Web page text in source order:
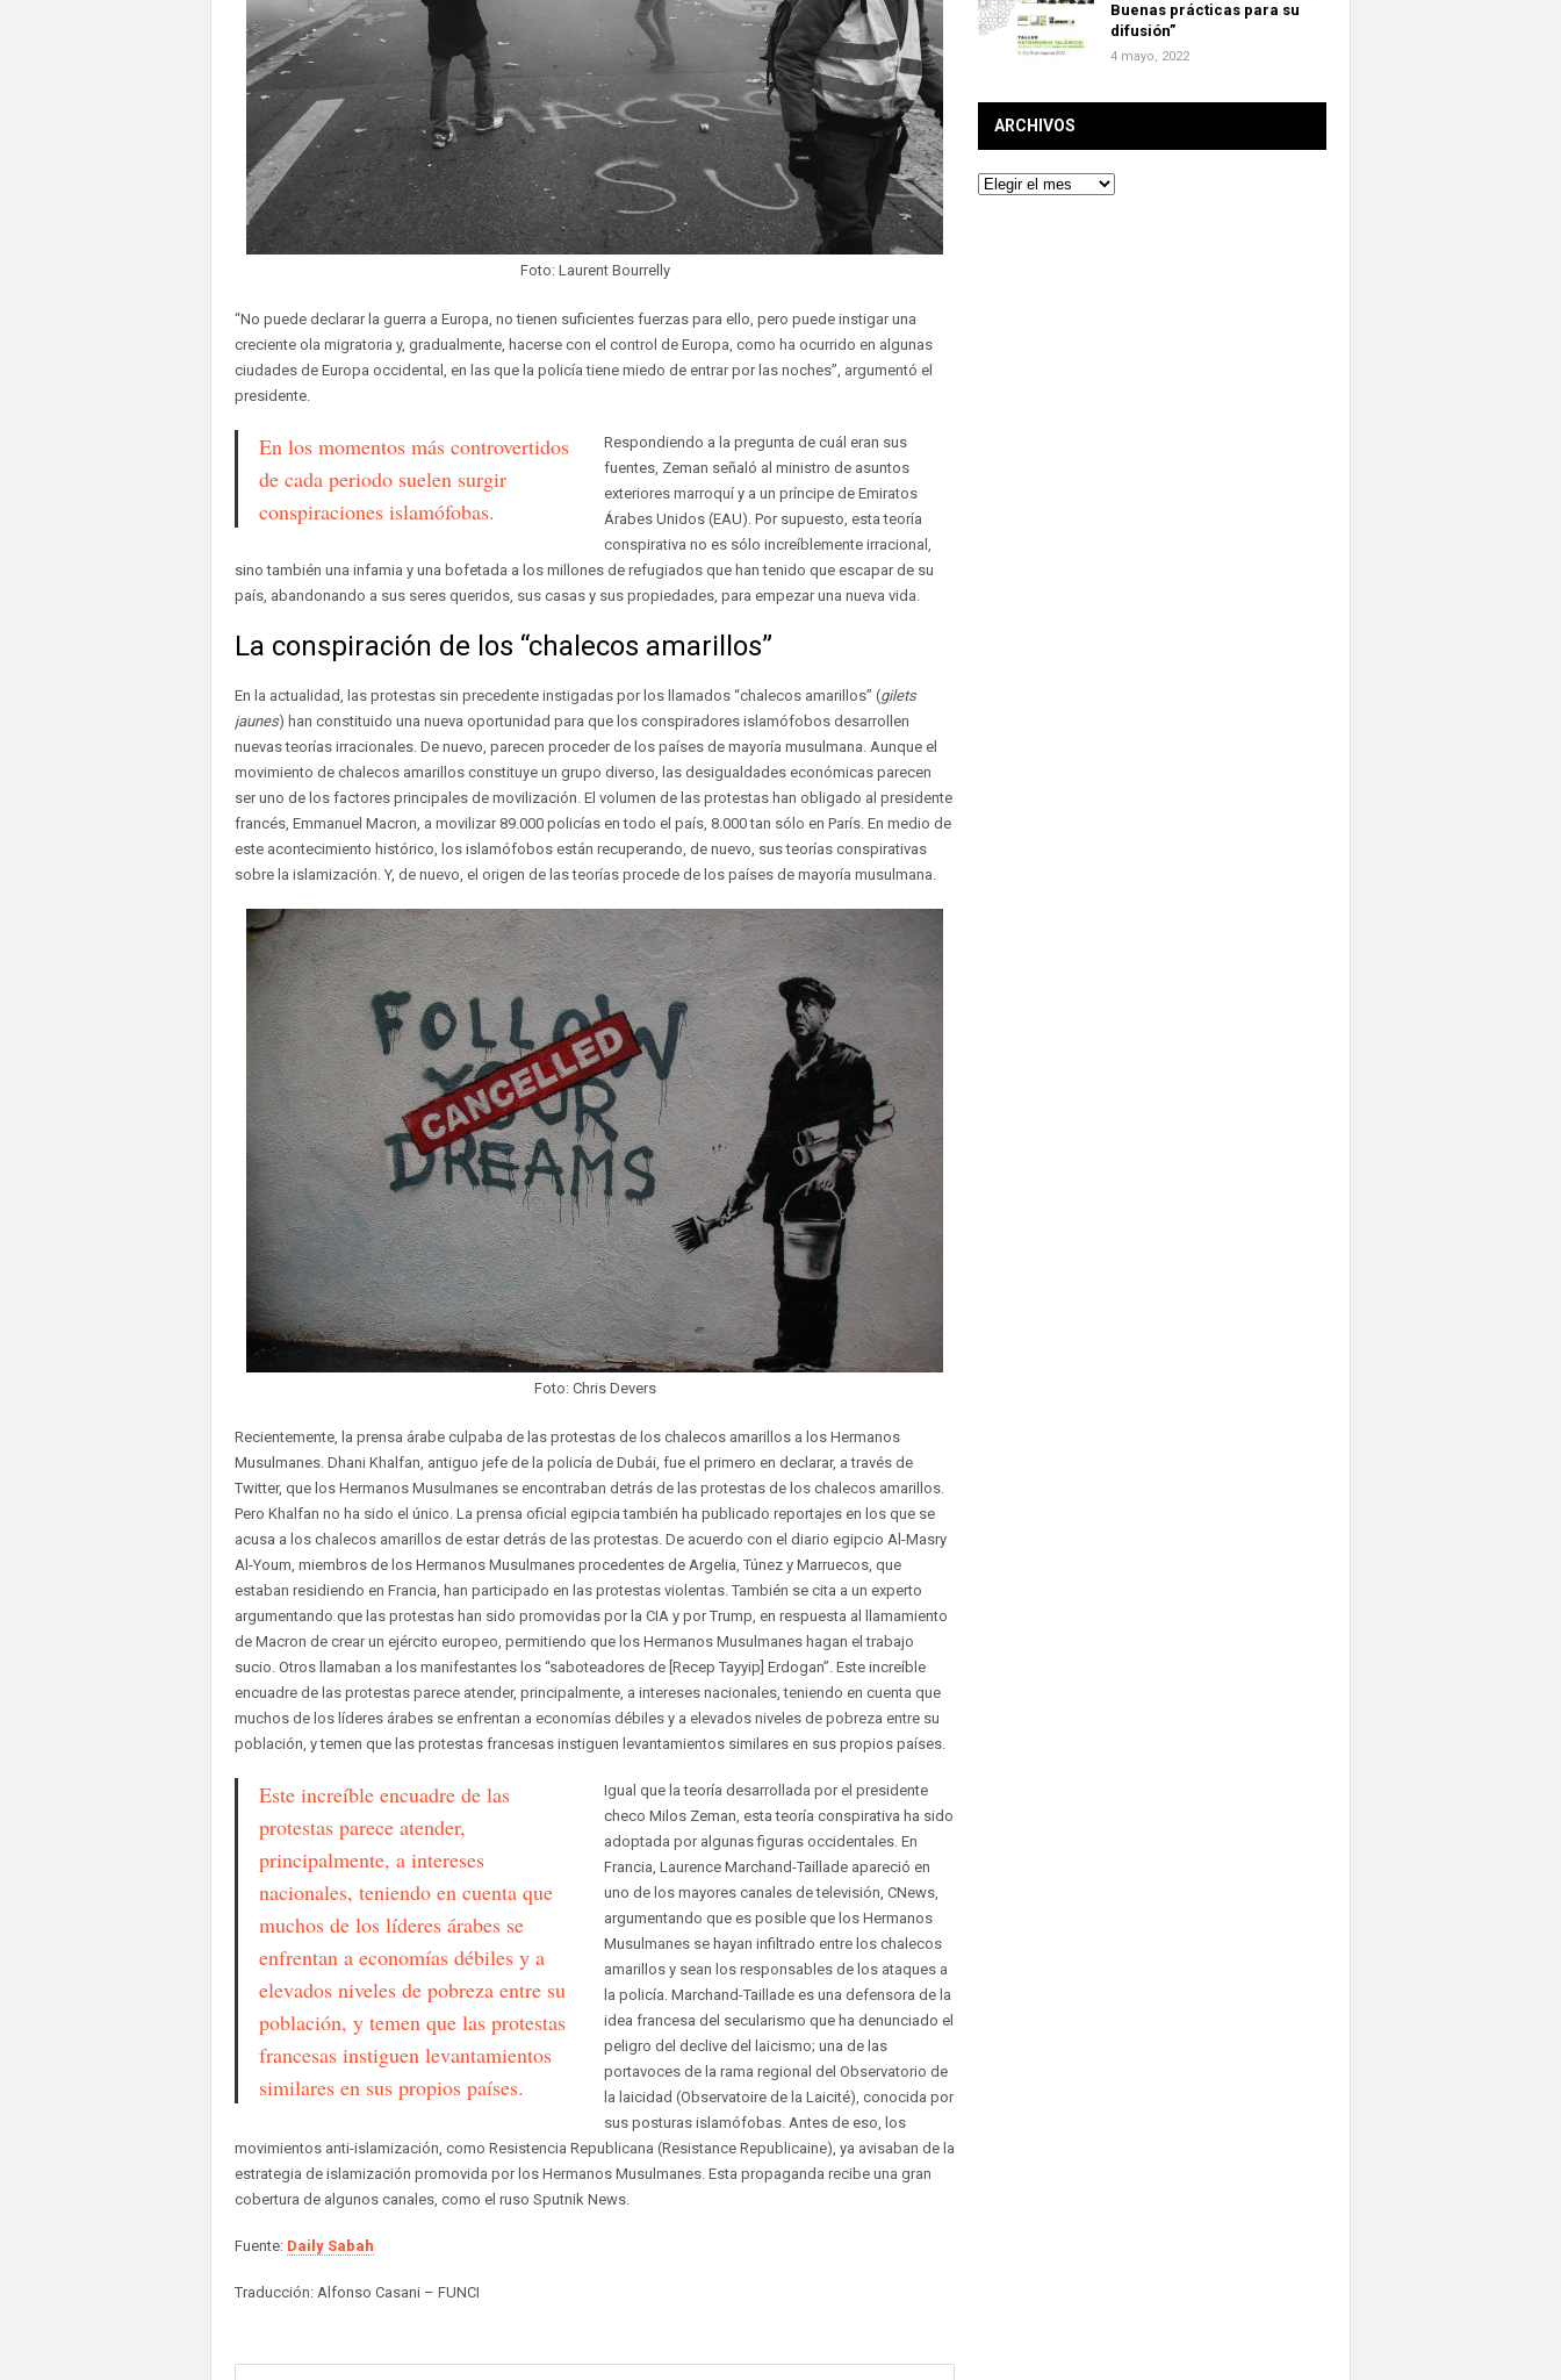
Foto: Laurent Bourrelly
“No puede declarar la guerra a Europa, no tienen suficientes fuerzas para ello, pero puede instigar una
creciente ola migratoria y, gradualmente, hacerse con el control de Europa, como ha ocurrido en algunas
ciudades de Europa occidental, en las que la policía tiene miedo de entrar por las noches”, argumentó el
presidente.
En los momentos más controvertidos
de cada periodo suelen surgir
conspiraciones islamófobas.
Respondiendo a la pregunta de cuál eran sus
fuentes, Zeman señaló al ministro de asuntos
exteriores marroquí y a un príncipe de Emiratos
Árabes Unidos (EAU). Por supuesto, esta teoría
conspirativa no es sólo increíblemente irracional,
sino también una infamia y una bofetada a los millones de refugiados que han tenido que escapar de su
país, abandonando a sus seres queridos, sus casas y sus propiedades, para empezar una nueva vida.
La conspiración de los “chalecos amarillos”
En la actualidad, las protestas sin precedente instigadas por los llamados “chalecos amarillos” (gilets
jaunes) han constituido una nueva oportunidad para que los conspiradores islamófobos desarrollen
nuevas teorías irracionales. De nuevo, parecen proceder de los países de mayoría musulmana. Aunque el
movimiento de chalecos amarillos constituye un grupo diverso, las desigualdades económicas parecen
ser uno de los factores principales de movilización. El volumen de las protestas han obligado al presidente
francés, Emmanuel Macron, a movilizar 89.000 policías en todo el país, 8.000 tan sólo en París. En medio de
este acontecimiento histórico, los islamófobos están recuperando, de nuevo, sus teorías conspirativas
sobre la islamización. Y, de nuevo, el origen de las teorías procede de los países de mayoría musulmana.
Foto: Chris Devers
Recientemente, la prensa árabe culpaba de las protestas de los chalecos amarillos a los Hermanos
Musulmanes. Dhani Khalfan, antiguo jefe de la policía de Dubái, fue el primero en declarar, a través de
Twitter, que los Hermanos Musulmanes se encontraban detrás de las protestas de los chalecos amarillos.
Pero Khalfan no ha sido el único. La prensa oficial egipcia también ha publicado reportajes en los que se
acusa a los chalecos amarillos de estar detrás de las protestas. De acuerdo con el diario egipcio Al-Masry
Al-Youm, miembros de los Hermanos Musulmanes procedentes de Argelia, Túnez y Marruecos, que
estaban residiendo en Francia, han participado en las protestas violentas. También se cita a un experto
argumentando que las protestas han sido promovidas por la CIA y por Trump, en respuesta al llamamiento
de Macron de crear un ejército europeo, permitiendo que los Hermanos Musulmanes hagan el trabajo
sucio. Otros llamaban a los manifestantes los “saboteadores de [Recep Tayyip] Erdogan”. Este increíble
encuadre de las protestas parece atender, principalmente, a intereses nacionales, teniendo en cuenta que
muchos de los líderes árabes se enfrentan a economías débiles y a elevados niveles de pobreza entre su
población, y temen que las protestas francesas instiguen levantamientos similares en sus propios países.
Este increíble encuadre de las
protestas parece atender,
principalmente, a intereses
nacionales, teniendo en cuenta que
muchos de los líderes árabes se
enfrentan a economías débiles y a
elevados niveles de pobreza entre su
población, y temen que las protestas
francesas instiguen levantamientos
similares en sus propios países.
Igual que la teoría desarrollada por el presidente
checo Milos Zeman, esta teoría conspirativa ha sido
adoptada por algunas figuras occidentales. En
Francia, Laurence Marchand-Taillade apareció en
uno de los mayores canales de televisión, CNews,
argumentando que es posible que los Hermanos
Musulmanes se hayan infiltrado entre los chalecos
amarillos y sean los responsables de los ataques a
la policía. Marchand-Taillade es una defensora de la
idea francesa del secularismo que ha denunciado el
peligro del declive del laicismo; una de las
portavoces de la rama regional del Observatorio de
la laicidad (Observatoire de la Laicité), conocida por
sus posturas islamófobas. Antes de eso, los
movimientos anti-islamización, como Resistencia Republicana (Resistance Republicaine), ya avisaban de la
estrategia de islamización promovida por los Hermanos Musulmanes. Esta propaganda recibe una gran
cobertura de algunos canales, como el ruso Sputnik News.
Fuente: Daily Sabah
Traducción: Alfonso Casani – FUNCI
Buenas prácticas para su
difusión”
4 mayo, 2022
ARCHIVOS
Archivos